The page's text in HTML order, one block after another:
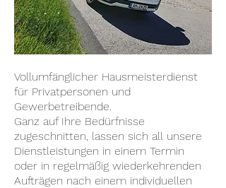
Vollumfänglicher Hausmeisterdienst
für Privatpersonen und
Gewerbetreibende.
Ganz auf Ihre Bedürfnisse
zugeschnitten, lassen sich all unsere
Dienstleistungen in einem Termin
oder in regelmäßig wiederkehrenden
Aufträgen nach einem individuellen